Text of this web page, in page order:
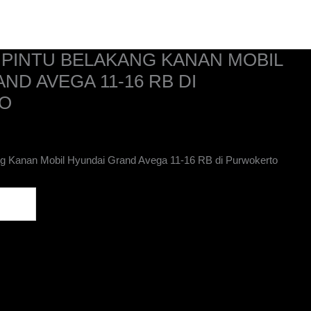
BELAKANG KANAN MOBIL
AVEGA 11-16 RB DI
Kanan Mobil Hyundai Grand Avega 11-16 RB di Purwokerto